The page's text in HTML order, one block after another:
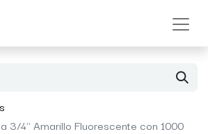
3/4" Amarillo Fluorescente con 1000